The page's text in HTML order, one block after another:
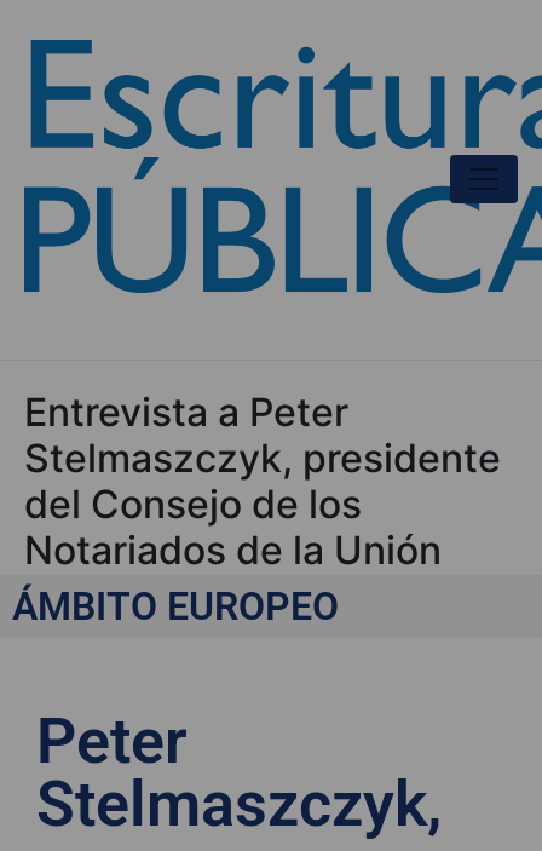
Entrevista a Peter
Stelmaszczyk, presidente
del Consejo de los
Notariados de la Unión
Europea (CNUE)
ÁMBITO EUROPEO
Peter
Stelmaszczyk,